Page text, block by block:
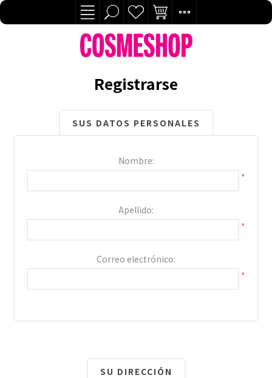
Registrarse
SUS DATOS PERSONALES
Nombre:
*
Apellido:
*
Correo electrónico:
*
SU DIRECCIÓN